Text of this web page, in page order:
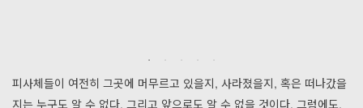
피사체들이 여전히 그곳에 머무르고 있을지, 사라졌을지, 혹은 떠나갔을
지는 누구도 알 수 없다. 그리고 앞으로도 알 수 없을 것이다. 그럼에도,